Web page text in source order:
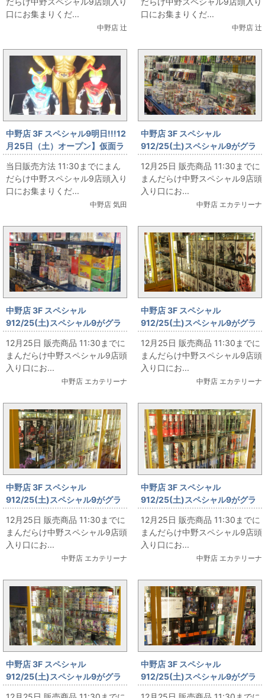
口にお集まりくだ...
中野店 辻
号 2号
口にお集まりくだ...
中野店 辻
中野店 3F スペシャル9明日!!!12
月25日（土）オープン】仮面ラ
イダー専門店スペシャル９ オリ
ジナルソフビ＆ポリ ストロンガ
ー風
当日販売方法 11:30までにまん
だらけ中野スペシャル9店頭入り
口にお集まりくだ...
中野店 気田
中野店 3F スペシャル
912/25(土)スペシャル9がグラ
ンドオープン‼ その55
12月25日 販売商品 11:30までに
まんだらけ中野スペシャル9店頭
入り口にお...
中野店 エカテリーナ
中野店 3F スペシャル
912/25(土)スペシャル9がグラ
ンドオープン‼ その54
12月25日 販売商品 11:30までに
まんだらけ中野スペシャル9店頭
入り口にお...
中野店 エカテリーナ
中野店 3F スペシャル
912/25(土)スペシャル9がグラ
ンドオープン‼ その53
12月25日 販売商品 11:30までに
まんだらけ中野スペシャル9店頭
入り口にお...
中野店 エカテリーナ
中野店 3F スペシャル
912/25(土)スペシャル9がグラ
ンドオープン‼ その52
12月25日 販売商品 11:30までに
まんだらけ中野スペシャル9店頭
入り口にお...
中野店 エカテリーナ
中野店 3F スペシャル
912/25(土)スペシャル9がグラ
ンドオープン‼ その51
12月25日 販売商品 11:30までに
まんだらけ中野スペシャル9店頭
入り口にお...
中野店 エカテリーナ
中野店 3F スペシャル
912/25(土)スペシャル9がグラ
ンドオープン‼ その50
中野店 3F スペシャル
912/25(土)スペシャル9がグラ
ンドオープン‼ その48